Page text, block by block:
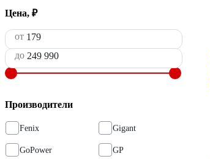
Цена, ₽
от
до
Производители
Fenix Gigant
GoPower GP